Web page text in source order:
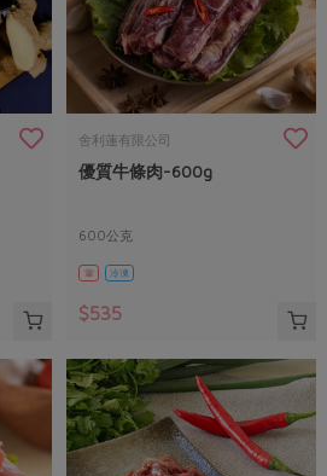
舍利蓮有限公司
優質牛條肉-600g
600公克
葷 冷凍
$535